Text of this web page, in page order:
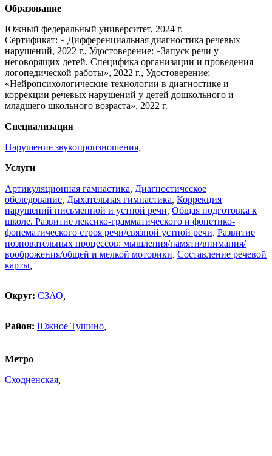
Образование
Южный федеральный университет, 2024 г.
Сертификат: » Дифференциальная диагностика речевых
нарушений, 2022 г., Удостоверение: «Запуск речи у
неговорящих детей. Специфика организации и проведения
логопедической работы», 2022 г., Удостоверение:
«Нейропсихологические технологии в диагностике и
коррекции речевых нарушений у детей дошкольного и
младшего школьного возраста», 2022 г.
Специализация
Нарушение звукопроизношения
Услуги
Артикуляционная гамнастика Диагностическое
обследование Дыхательная гимнастика Коррекция
нарушений письменной и устной речи Общая подготовка к
школе. Развитие лексико-грамматического и фонетико-
фонематического строя речи/связной устной речи Развитие
позновательных процессов: мышления/памяти/внимания/
вооброжения/общей и мелкой моторики Составление речевой
карты
Округ: СЗАО
Район: Южное Тушино
Метро
Сходненская